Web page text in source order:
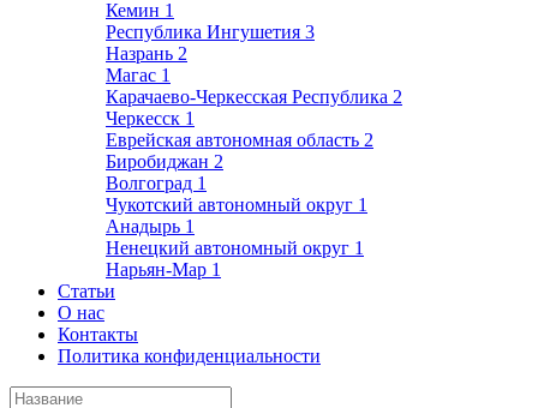
Кемин 1
Республика Ингушетия 3
Назрань 2
Магас 1
Карачаево-Черкесская Республика 2
Черкесск 1
Еврейская автономная область 2
Биробиджан 2
Волгоград 1
Чукотский автономный округ 1
Анадырь 1
Ненецкий автономный округ 1
Нарьян-Мар 1
Статьи
О нас
Контакты
Политика конфиденциальности